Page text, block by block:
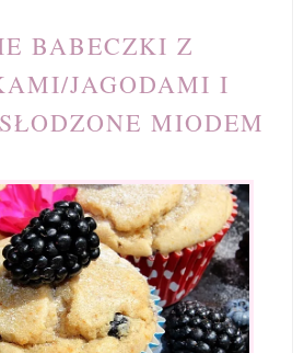
BABECZKI Z
JAGODAMI I
MIODEM